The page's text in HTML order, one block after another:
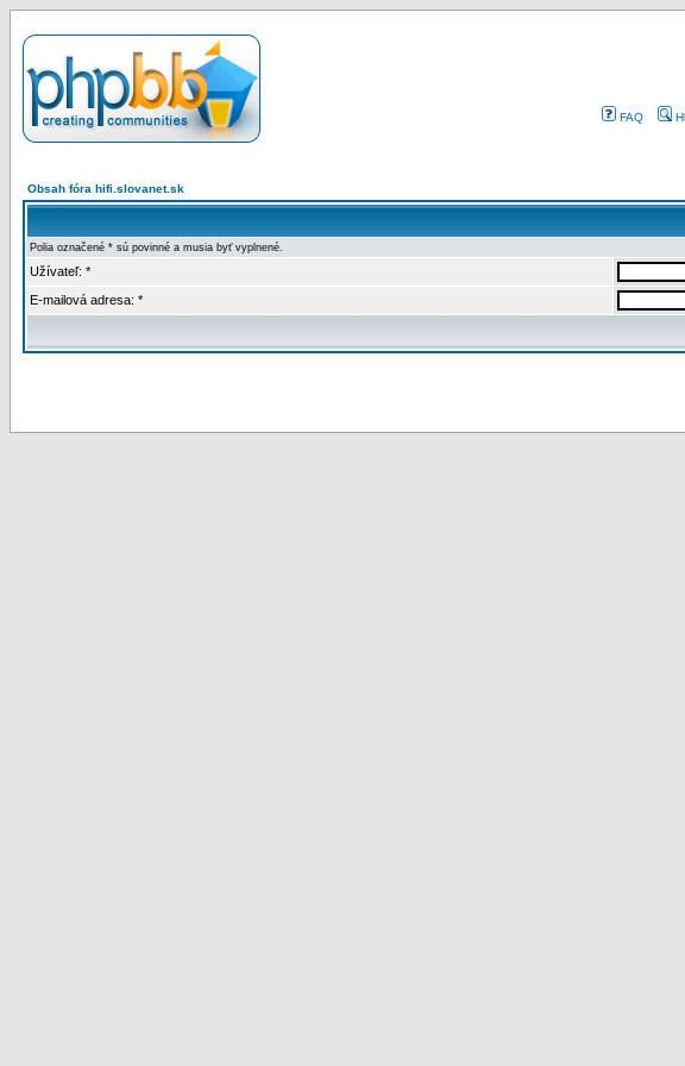
FAQ
Obsah fóra hifi.slovanet.sk
Polia označené * sú povinné a musia byť vyplnené.
Užívateľ: *
E-mailová adresa: *